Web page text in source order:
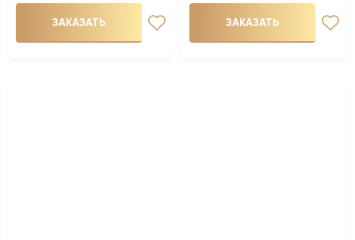
ЗАКАЗАТЬ ЗАКАЗАТЬ